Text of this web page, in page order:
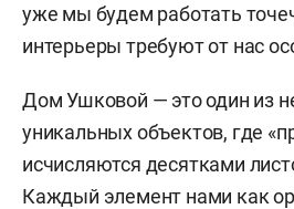
уже мы будем работать
интерьеры требуют от нас
Дом Ушковой — это один из
уникальных объектов, где
исчисляются десятками
Каждый элемент нами как